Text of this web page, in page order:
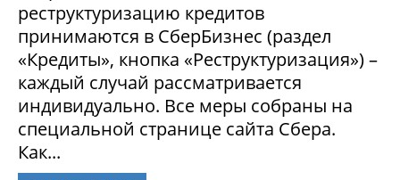
реструктуризацию кредитов
принимаются в СберБизнес (раздел
«Кредиты», кнопка «Реструктуризация») –
каждый случай рассматривается
индивидуально. Все меры собраны на
специальной странице сайта Сбера.
Как...